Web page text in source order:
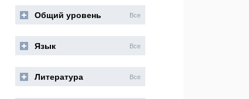
Общий уровень Все
Язык Все
Литература Все